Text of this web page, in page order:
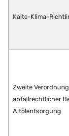
Kälte-Klima-
Zweite
abfallrechtlicher
Altölentsorgung